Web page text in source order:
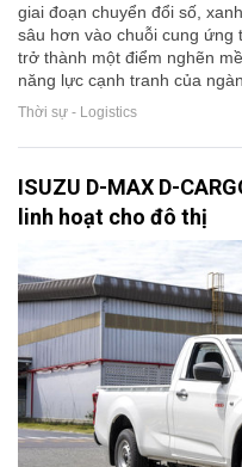
giai đoạn chuyển đổi số,
sâu hơn vào chuỗi cung ứng
trở thành một điểm nghẽn
năng lực cạnh tranh của
Thời sự - Logistics
ISUZU D-MAX D-
linh hoạt cho đô thị